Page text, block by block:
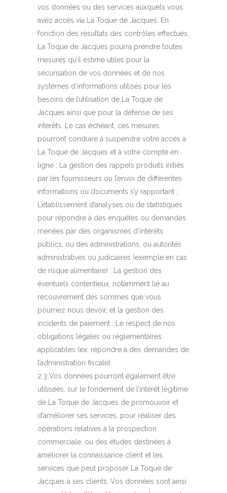
vos données ou des services auxquels vous
avez accès via La Toque de Jacques. En
fonction des résultats des contrôles effectués,
La Toque de Jacques pourra prendre toutes
mesures qu’il estime utiles pour la
sécurisation de vos données et de nos
systèmes d’informations utilisés pour les
besoins de l’utilisation de La Toque de
Jacques ainsi que pour la défense de ses
intérêts. Le cas échéant, ces mesures
pourront conduire à suspendre votre accès à
La Toque de Jacques et à votre compte en
ligne ; La gestion des rappels produits initiés
par les fournisseurs ou l’envoi de différentes
informations ou documents s’y rapportant ;
L’établissement d’analyses ou de statistiques
pour répondre à des enquêtes ou demandes
menées par des organismes d’intérêts
publics, ou des administrations, ou autorités
administratives ou judiciaires (exemple en cas
de risque alimentaire) ; La gestion des
éventuels contentieux, notamment lié au
recouvrement des sommes que vous
pourriez nous devoir, et la gestion des
incidents de paiement ; Le respect de nos
obligations légales ou règlementaires
applicables (ex: répondre à des demandes de
l’administration fiscale).
2.3 Vos données pourront également être
utilisées, sur le fondement de l’intérêt légitime
de La Toque de Jacques de promouvoir et
d’améliorer ses services, pour réaliser des
opérations relatives à la prospection
commerciale, ou des études destinées à
améliorer la connaissance client et les
services que peut proposer La Toque de
Jacques à ses clients. Vos données sont ainsi